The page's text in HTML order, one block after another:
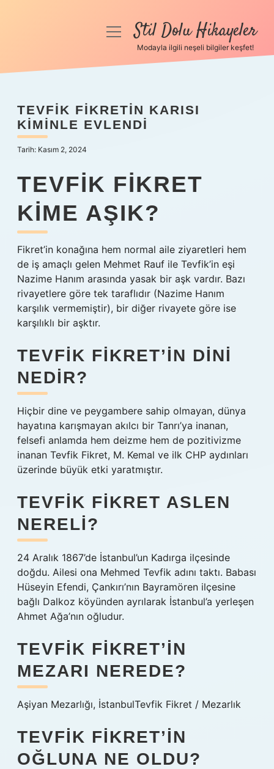
Anasayfa
Yasal Uyarı
Hakkımızda
menüyüStil Dolu Hikayeler
Modayla ilgili neşeli bilgiler keşfet!
TEVFIK FIKRETIN KARISI
KIMINLE EVLENDI
Tarih: Kasım 2, 2024
TEVFIK FIKRET
KIME AŞIK?
Fikret’in konağına hem normal aile ziyaretleri hem
de iş amaçlı gelen Mehmet Rauf ile Tevfik’in eşi
Nazime Hanım arasında yasak bir aşk vardır. Bazı
rivayetlere göre tek taraflıdır (Nazime Hanım
karşılık vermemiştir), bir diğer rivayete göre ise
karşılıklı bir aşktır.
TEVFIK FIKRET’IN DINI
NEDIR?
Hiçbir dine ve peygambere sahip olmayan, dünya
hayatına karışmayan akılcı bir Tanrı’ya inanan,
felsefi anlamda hem deizme hem de pozitivizme
inanan Tevfik Fikret, M. Kemal ve ilk CHP aydınları
üzerinde büyük etki yaratmıştır.
TEVFIK FIKRET ASLEN
NERELI?
24 Aralık 1867’de İstanbul’un Kadırga ilçesinde
doğdu. Ailesi ona Mehmed Tevfik adını taktı. Babası
Hüseyin Efendi, Çankırı’nın Bayramören ilçesine
bağlı Dalkoz köyünden ayrılarak İstanbul’a yerleşen
Ahmet Ağa’nın oğludur.
TEVFIK FIKRET’IN
MEZARI NEREDE?
Aşiyan Mezarlığı, İstanbulTevfik Fikret / Mezarlık
TEVFIK FIKRET’IN
OĞLUNA NE OLDU?